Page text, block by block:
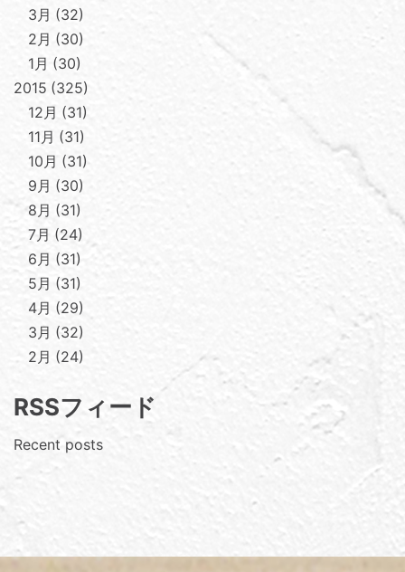
3月
32
2月
30
1月
30
2015 325
12月
31
11月
31
10月
31
9月
30
8月
31
7月
24
6月
31
5月
31
4月
29
3月
32
2月
24
RSSフィード
Recent posts